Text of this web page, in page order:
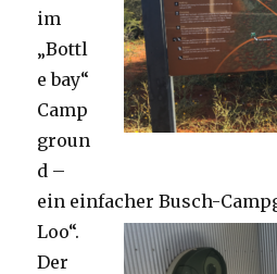
im
„Bottl
e bay“
Camp
groun
d –
ein einfacher Busch-
Loo“.
Der